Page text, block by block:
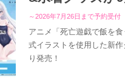
～2026年7月26日まで予約受付
アニメ「死亡遊戯で飯を
式イラストを使用した新
り発売！